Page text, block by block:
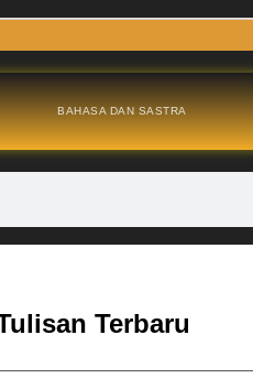
BAHASA DAN SASTRA
Terbaru